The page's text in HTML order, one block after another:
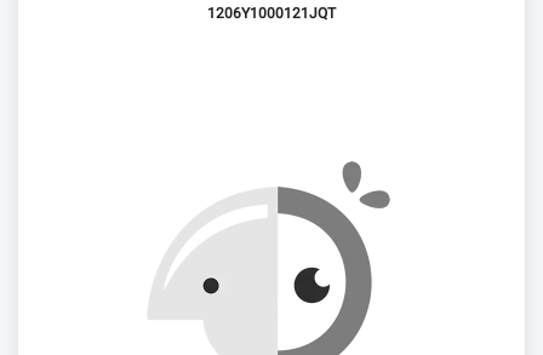
1206Y1000121JQT